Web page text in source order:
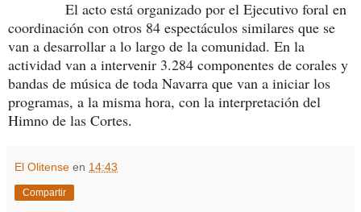
El acto está organizado por el Ejecutivo foral en
coordinación con otros 84 espectáculos similares que se
van a desarrollar a lo largo de la comunidad. En la
actividad van a intervenir 3.284 componentes de corales y
bandas de música de toda Navarra que van a iniciar los
programas, a la misma hora, con la interpretación del
Himno de las Cortes.
El Olitense en 14:43
Compartir